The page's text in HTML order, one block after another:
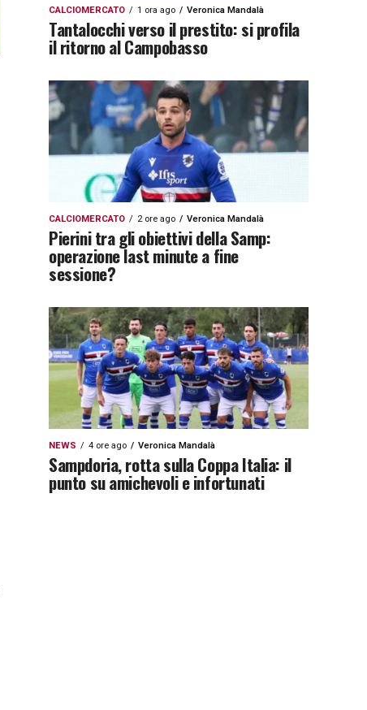
CALCIOMERCATO 1 ora ago Veronica Mandalà
Tantalocchi verso il prestito: si profila
il ritorno al Campobasso
CALCIOMERCATO 2 ore ago Veronica Mandalà
Pierini tra gli obiettivi della Samp:
operazione last minute a fine
sessione?
NEWS 4 ore ago Veronica Mandalà
Sampdoria, rotta sulla Coppa Italia: il
punto su amichevoli e infortunati